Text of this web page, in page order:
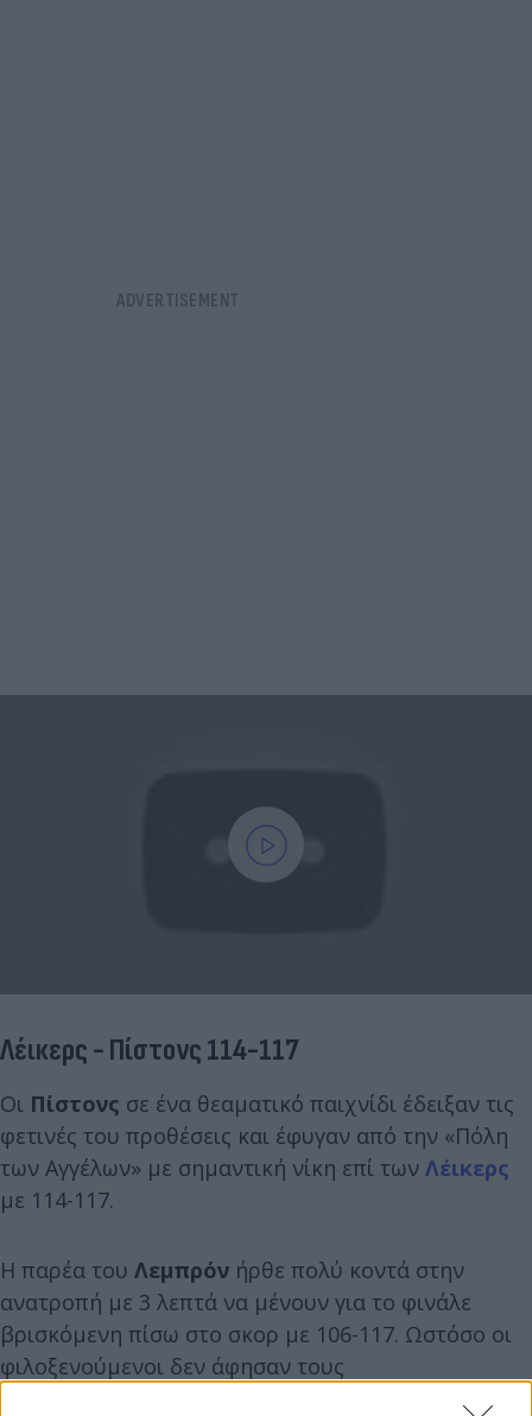
Λέικερς - Πίστονς 114-117
Οι Πίστονς σε ένα θεαματικό παιχνίδι έδειξαν τις
φετινές του προθέσεις και έφυγαν από την «Πόλη
των Αγγέλων» με σημαντική νίκη επί των Λέικερς
με 114-117.
Η παρέα του Λεμπρόν ήρθε πολύ κοντά στην
ανατροπή με 3 λεπτά να μένουν για το φινάλε
βρισκόμενη πίσω στο σκορ με 106-117. Ωστόσο οι
φιλοξενούμενοι δεν άφησαν τους